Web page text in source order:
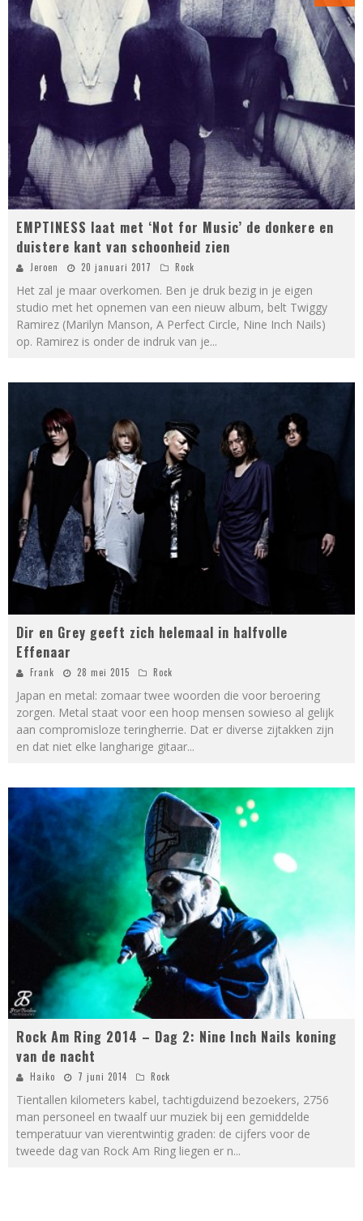
EMPTINESS laat met ‘Not for Music’ de donkere en
duistere kant van schoonheid zien
Jeroen 20 januari 2017 Rock
Het zal je maar overkomen. Ben je druk bezig in je eigen
studio met het opnemen van een nieuw album, belt Twiggy
Ramirez (Marilyn Manson, A Perfect Circle, Nine Inch Nails)
op. Ramirez is onder de indruk van je...
Dir en Grey geeft zich helemaal in halfvolle
Effenaar
Frank 28 mei 2015 Rock
Japan en metal: zomaar twee woorden die voor beroering
zorgen. Metal staat voor een hoop mensen sowieso al gelijk
aan compromisloze teringherrie. Dat er diverse zijtakken zijn
en dat niet elke langharige gitaar...
Rock Am Ring 2014 – Dag 2: Nine Inch Nails koning
van de nacht
Haiko 7 juni 2014 Rock
Tientallen kilometers kabel, tachtigduizend bezoekers, 2756
man personeel en twaalf uur muziek bij een gemiddelde
temperatuur van vierentwintig graden: de cijfers voor de
tweede dag van Rock Am Ring liegen er n...